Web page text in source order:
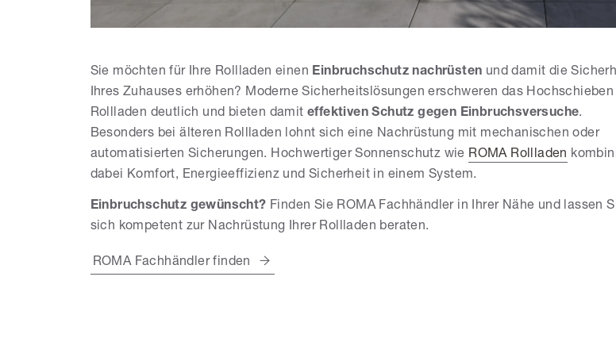
Sie möchten für Ihre Rollladen einen Einbruchschutz nachrüsten und damit die
Ihres Zuhauses erhöhen? Moderne Sicherheitslösungen erschweren das Hochschieben
Rollladen deutlich und bieten damiteffektiven Schutz gegen Einbruchsversuche.
Besonders bei älteren Rollladen lohnt sich eine Nachrüstung mit mechanischen oder
automatisierten Sicherungen. Hochwertiger Sonnenschutz wie ROMA Rollladen
dabei Komfort, Energieeffizienz und Sicherheit in einem System.
Einbruchschutz gewünscht? Finden Sie ROMA Fachhändler in Ihrer Nähe und lassen
sich kompetent zur Nachrüstung Ihrer Rollladen beraten.
ROMA Fachhändler finden